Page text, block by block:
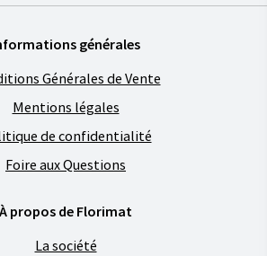
générales
Générales de Vente
Mentions légales
de confidentialité
Foire aux Questions
À propos de Florimat
La société